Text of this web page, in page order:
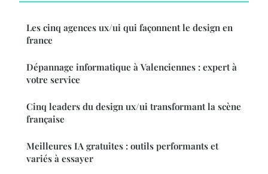
Les cinq agences ux/ui qui façonnent le design en
france
Dépannage informatique à Valenciennes : expert à
votre service
Cinq leaders du design ux/ui transformant la scène
française
Meilleures IA gratuites : outils performants et
variés à essayer